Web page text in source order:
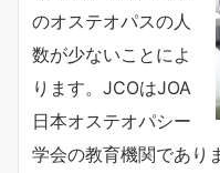
のオステオパスの人
数が少ないことによ
ります。JCOはJOA
日本オステオパシー
学会の教育機関であり